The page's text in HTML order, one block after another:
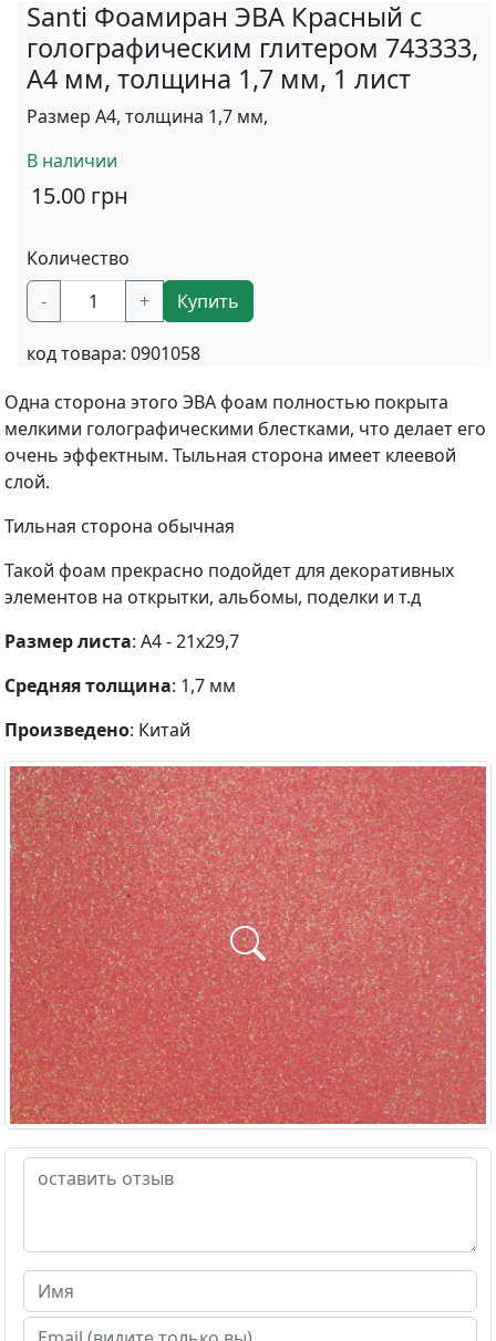
Santi Фоамиран ЭВА Красный с
голографическим глитером 743333,
А4 мм, толщина 1,7 мм, 1 лист
Размер А4, толщина 1,7 мм,
В наличии
15.00 грн
Количество
-
+ Купить
код товара: 0901058
Одна сторона этого ЭВА фоам полностью покрыта
мелкими голографическими блестками, что делает его
очень эффектным. Тыльная сторона имеет клеевой
слой.
Тильная сторона обычная
Такой фоам прекрасно подойдет для декоративных
элементов на открытки, альбомы, поделки и т.д
Размер листа: А4 - 21х29,7
Средняя толщина: 1,7 мм
Произведено: Китай